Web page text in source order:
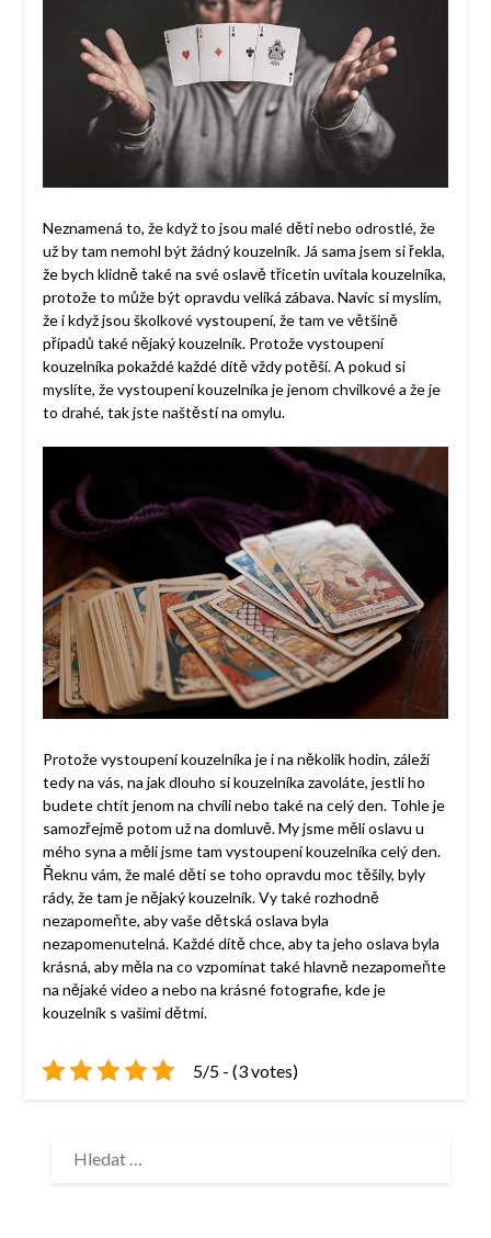
Neznamená to, že když to jsou malé děti nebo odrostlé, že
už by tam nemohl být žádný kouzelník. Já sama jsem si řekla,
že bych klidně také na své oslavě třicetin uvítala kouzelníka,
protože to může být opravdu veliká zábava. Navíc si myslím,
že i když jsou školkové vystoupení, že tam ve většině
případů také nějaký kouzelník. Protože vystoupení
kouzelníka pokaždé každé dítě vždy potěší. A pokud si
myslíte, že vystoupení kouzelníka je jenom chvilkové a že je
to drahé, tak jste naštěstí na omylu.
Protože vystoupení kouzelníka je i na několik hodin, záleží
tedy na vás, na jak dlouho si kouzelníka zavoláte, jestli ho
budete chtít jenom na chvíli nebo také na celý den. Tohle je
samozřejmě potom už na domluvě. My jsme měli oslavu u
mého syna a měli jsme tam vystoupení kouzelníka celý den.
Řeknu vám, že malé děti se toho opravdu moc těšily, byly
rády, že tam je nějaký kouzelník. Vy také rozhodně
nezapomeňte, aby vaše dětská oslava byla
nezapomenutelná. Každé dítě chce, aby ta jeho oslava byla
krásná, aby měla na co vzpomínat také hlavně nezapomeňte
na nějaké video a nebo na krásné fotografie, kde je
kouzelník s vašimi dětmi.
5/5 - (3 votes)